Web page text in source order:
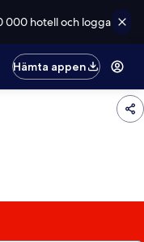
000 hotell och logga
Hämta appen